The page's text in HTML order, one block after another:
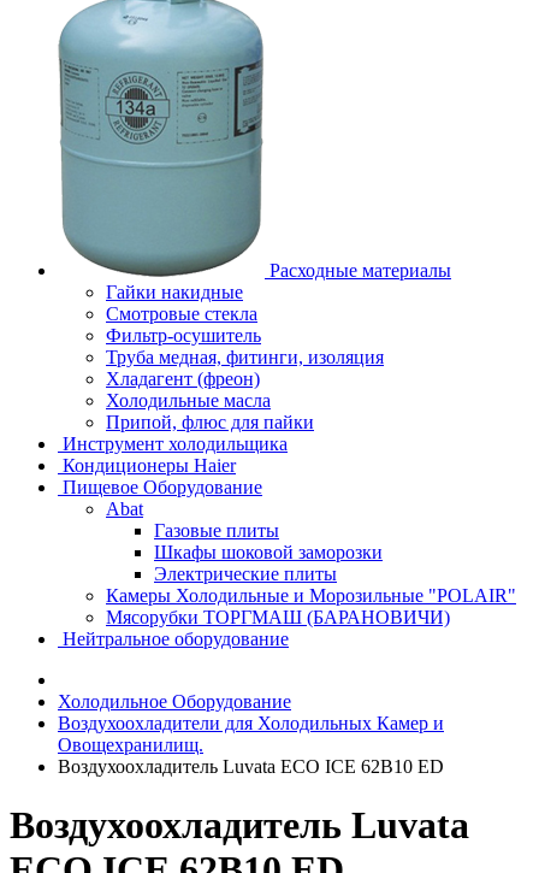
Расходные материалы
Гайки накидные
Смотровые стекла
Фильтр-осушитель
Труба медная, фитинги, изоляция
Хладагент (фреон)
Холодильные масла
Припой, флюс для пайки
Инструмент холодильщика
Кондиционеры Haier
Пищевое Оборудование
Abat
Газовые плиты
Шкафы шоковой заморозки
Электрические плиты
Камеры Холодильные и Морозильные "POLAIR"
Мясорубки ТОРГМАШ (БАРАНОВИЧИ)
Нейтральное оборудование
Холодильное Оборудование
Воздухоохладители для Холодильных Камер и
Овощехранилищ.
Воздухоохладитель Luvata ECO ICE 62B10 ED
Воздухоохладитель Luvata